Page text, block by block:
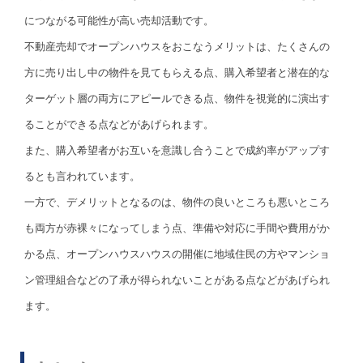
につながる可能性が高い売却活動です。
不動産売却でオープンハウスをおこなうメリットは、たくさんの
方に売り出し中の物件を見てもらえる点、購入希望者と潜在的な
ターゲット層の両方にアピールできる点、物件を視覚的に演出す
ることができる点などがあげられます。
また、購入希望者がお互いを意識し合うことで成約率がアップす
るとも言われています。
一方で、デメリットとなるのは、物件の良いところも悪いところ
も両方が赤裸々になってしまう点、準備や対応に手間や費用がか
かる点、オープンハウスハウスの開催に地域住民の方やマンショ
ン管理組合などの了承が得られないことがある点などがあげられ
ます。